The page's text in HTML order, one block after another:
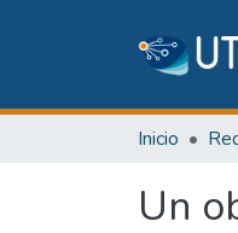
Inicio
Un